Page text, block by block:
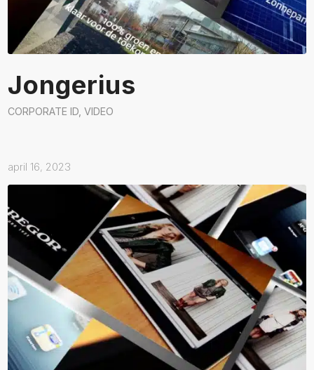
Jongerius
CORPORATE ID ,VIDEO
april 16, 2023